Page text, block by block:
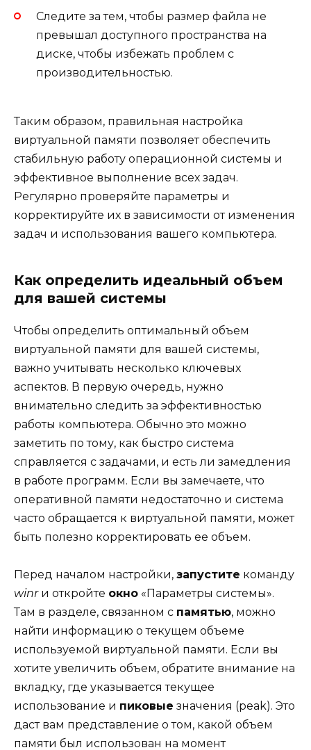
Следите за тем, чтобы размер файла не
превышал доступного пространства на
диске, чтобы избежать проблем с
производительностью.
Таким образом, правильная настройка
виртуальной памяти позволяет обеспечить
стабильную работу операционной системы и
эффективное выполнение всех задач.
Регулярно проверяйте параметры и
корректируйте их в зависимости от изменения
задач и использования вашего компьютера.
Как определить идеальный объем
для вашей системы
Чтобы определить оптимальный объем
виртуальной памяти для вашей системы,
важно учитывать несколько ключевых
аспектов. В первую очередь, нужно
внимательно следить за эффективностью
работы компьютера. Обычно это можно
заметить по тому, как быстро система
справляется с задачами, и есть ли замедления
в работе программ. Если вы замечаете, что
оперативной памяти недостаточно и система
часто обращается к виртуальной памяти, может
быть полезно корректировать ее объем.
Перед началом настройки, запустите команду
winrи откройте окно «Параметры системы».
Там в разделе, связанном с памятью, можно
найти информацию о текущем объеме
используемой виртуальной памяти. Если вы
хотите увеличить объем, обратите внимание на
вкладку, где указывается текущее
использование и пиковые значения (peak). Это
даст вам представление о том, какой объем
памяти был использован на момент